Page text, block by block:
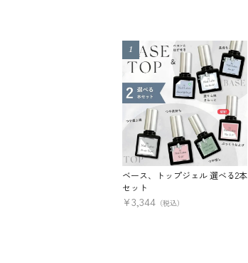
ベース、トップジェル 選べる2本
セット
¥3,344 （税込）